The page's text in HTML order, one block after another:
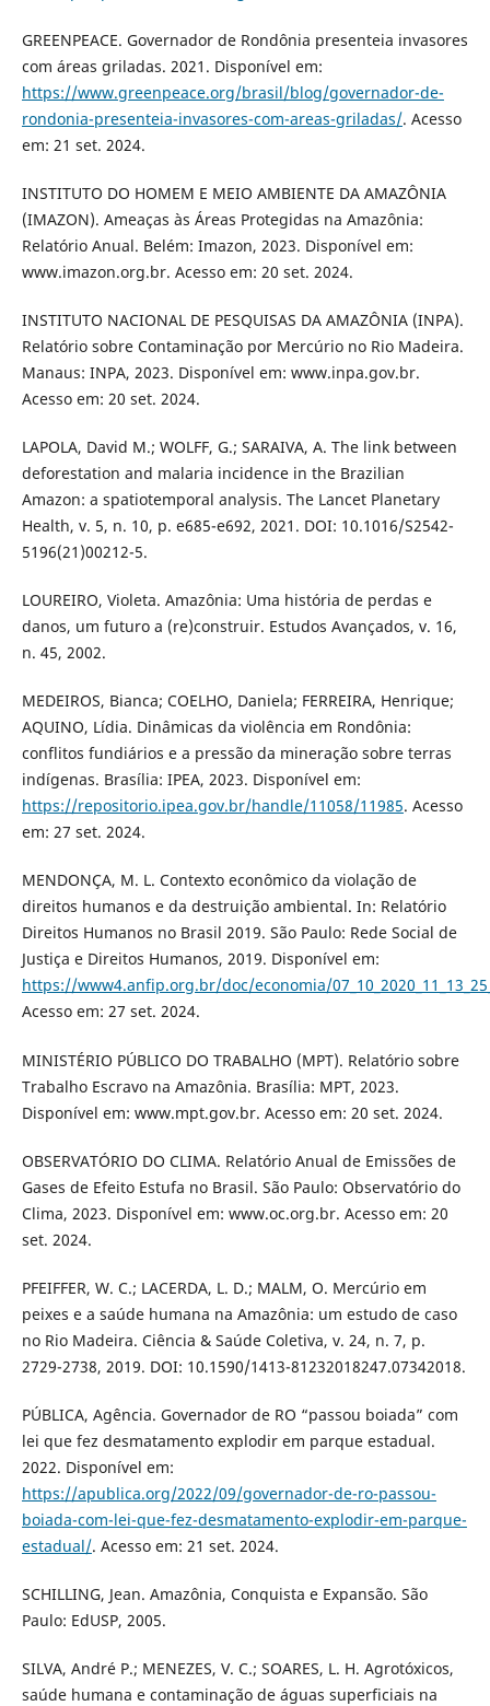
GREENPEACE. Governador de Rondônia presenteia invasores
com áreas griladas. 2021. Disponível em:
https://www.greenpeace.org/brasil/blog/governador-de-
rondonia-presenteia-invasores-com-areas-griladas/. Acesso
em: 21 set. 2024.
INSTITUTO DO HOMEM E MEIO AMBIENTE DA AMAZÔNIA
(IMAZON). Ameaças às Áreas Protegidas na Amazônia:
Relatório Anual. Belém: Imazon, 2023. Disponível em:
www.imazon.org.br. Acesso em: 20 set. 2024.
INSTITUTO NACIONAL DE PESQUISAS DA AMAZÔNIA (INPA).
Relatório sobre Contaminação por Mercúrio no Rio Madeira.
Manaus: INPA, 2023. Disponível em: www.inpa.gov.br.
Acesso em: 20 set. 2024.
LAPOLA, David M.; WOLFF, G.; SARAIVA, A. The link between
deforestation and malaria incidence in the Brazilian
Amazon: a spatiotemporal analysis. The Lancet Planetary
Health, v. 5, n. 10, p. e685-e692, 2021. DOI: 10.1016/S2542-
5196(21)00212-5.
LOUREIRO, Violeta. Amazônia: Uma história de perdas e
danos, um futuro a (re)construir. Estudos Avançados, v. 16,
n. 45, 2002.
MEDEIROS, Bianca; COELHO, Daniela; FERREIRA, Henrique;
AQUINO, Lídia. Dinâmicas da violência em Rondônia:
conflitos fundiários e a pressão da mineração sobre terras
indígenas. Brasília: IPEA, 2023. Disponível em:
https://repositorio.ipea.gov.br/handle/11058/11985. Acesso
em: 27 set. 2024.
MENDONÇA, M. L. Contexto econômico da violação de
direitos humanos e da destruição ambiental. In: Relatório
Direitos Humanos no Brasil 2019. São Paulo: Rede Social de
Justiça e Direitos Humanos, 2019. Disponível em:
https://www4.anfip.org.br/doc/economia/
Acesso em: 27 set. 2024.
MINISTÉRIO PÚBLICO DO TRABALHO (MPT). Relatório sobre
Trabalho Escravo na Amazônia. Brasília: MPT, 2023.
Disponível em: www.mpt.gov.br. Acesso em: 20 set. 2024.
OBSERVATÓRIO DO CLIMA. Relatório Anual de Emissões de
Gases de Efeito Estufa no Brasil. São Paulo: Observatório do
Clima, 2023. Disponível em: www.oc.org.br. Acesso em: 20
set. 2024.
PFEIFFER, W. C.; LACERDA, L. D.; MALM, O. Mercúrio em
peixes e a saúde humana na Amazônia: um estudo de caso
no Rio Madeira. Ciência & Saúde Coletiva, v. 24, n. 7, p.
2729-2738, 2019. DOI: 10.1590/1413-81232018247.07342018.
PÚBLICA, Agência. Governador de RO “passou boiada” com
lei que fez desmatamento explodir em parque estadual.
2022. Disponível em:
https://apublica.org/2022/09/governador-de-ro-passou-
boiada-com-lei-que-fez-desmatamento-explodir-em-parque-
estadual/. Acesso em: 21 set. 2024.
SCHILLING, Jean. Amazônia, Conquista e Expansão. São
Paulo: EdUSP, 2005.
SILVA, André P.; MENEZES, V. C.; SOARES, L. H. Agrotóxicos,
saúde humana e contaminação de águas superficiais na